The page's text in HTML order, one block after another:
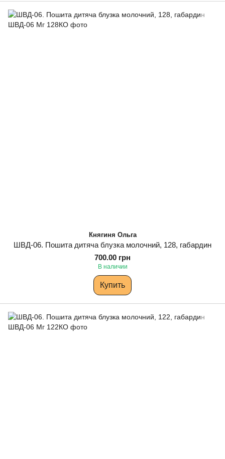
Княгиня Ольга
ШВД-06. Пошита дитяча блузка молочний, 128, габардин
700.00 грн
В наличии
Купить